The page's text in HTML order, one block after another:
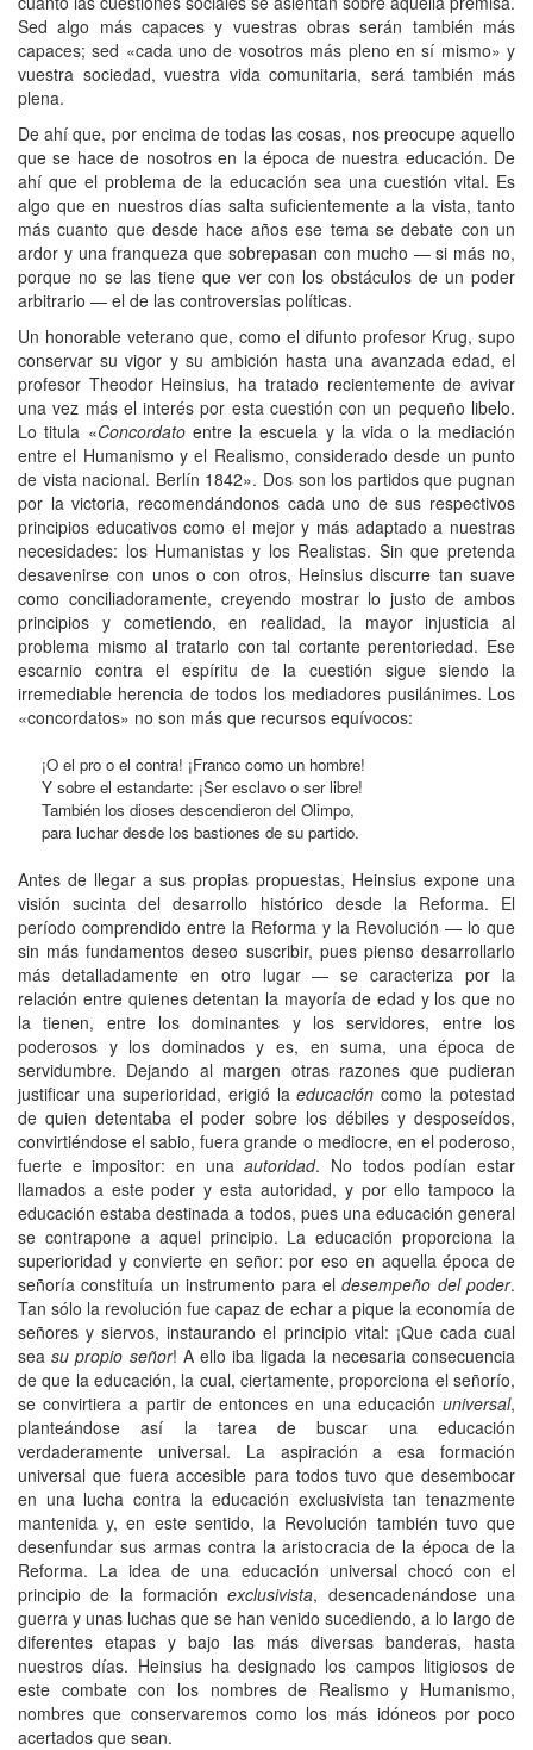
Sed algo más capaces y vuestras obras serán también más
capaces; sed «cada uno de vosotros más pleno en sí mismo» y
vuestra sociedad, vuestra vida comunitaria, será también más
plena.
De ahí que, por encima de todas las cosas, nos preocupe aquello
que se hace de nosotros en la época de nuestra educación. De
ahí que el problema de la educación sea una cuestión vital. Es
algo que en nuestros días salta suficientemente a la vista, tanto
más cuanto que desde hace años ese tema se debate con un
ardor y una franqueza que sobrepasan con mucho — si más no,
porque no se las tiene que ver con los obstáculos de un poder
arbitrario — el de las controversias políticas.
Un honorable veterano que, como el difunto profesor Krug, supo
conservar su vigor y su ambición hasta una avanzada edad, el
profesor Theodor Heinsius, ha tratado recientemente de avivar
una vez más el interés por esta cuestión con un pequeño libelo.
Lo titula «Concordatoentre la escuela y la vida o la mediación
entre el Humanismo y el Realismo, considerado desde un punto
de vista nacional. Berlín 1842». Dos son los partidos que pugnan
por la victoria, recomendándonos cada uno de sus respectivos
principios educativos como el mejor y más adaptado a nuestras
necesidades: los Humanistas y los Realistas. Sin que pretenda
desavenirse con unos o con otros, Heinsius discurre tan suave
como conciliadoramente, creyendo mostrar lo justo de ambos
principios y cometiendo, en realidad, la mayor injusticia al
problema mismo al tratarlo con tal cortante perentoriedad. Ese
escarnio contra el espíritu de la cuestión sigue siendo la
irremediable herencia de todos los mediadores pusilánimes. Los
«concordatos» no son más que recursos equívocos:
¡O el pro o el contra! ¡Franco como un hombre!
Y sobre el estandarte: ¡Ser esclavo o ser libre!
También los dioses descendieron del Olimpo,
para luchar desde los bastiones de su partido.
Antes de llegar a sus propias propuestas, Heinsius expone una
visión sucinta del desarrollo histórico desde la Reforma. El
período comprendido entre la Reforma y la Revolución — lo que
sin más fundamentos deseo suscribir, pues pienso desarrollarlo
más detalladamente en otro lugar — se caracteriza por la
relación entre quienes detentan la mayoría de edad y los que no
la tienen, entre los dominantes y los servidores, entre los
poderosos y los dominados y es, en suma, una época de
servidumbre. Dejando al margen otras razones que pudieran
justificar una superioridad, erigió laeducación como la potestad
de quien detentaba el poder sobre los débiles y desposeídos,
convirtiéndose el sabio, fuera grande o mediocre, en el poderoso,
fuerte e impositor: en unaautoridad. No todos podían estar
llamados a este poder y esta autoridad, y por ello tampoco la
educación estaba destinada a todos, pues una educación general
se contrapone a aquel principio. La educación proporciona la
superioridad y convierte en señor: por eso en aquella época de
señoría constituía un instrumento para eldesempeño del poder.
Tan sólo la revolución fue capaz de echar a pique la economía de
señores y siervos, instaurando el principio vital: ¡Que cada cual
seasu propio señor! A ello iba ligada la necesaria consecuencia
de que la educación, la cual, ciertamente, proporciona el señorío,
se convirtiera a partir de entonces en una educación universal,
planteándose así la tarea de buscar una educación
verdaderamente universal. La aspiración a esa formación
universal que fuera accesible para todos tuvo que desembocar
en una lucha contra la educación exclusivista tan tenazmente
mantenida y, en este sentido, la Revolución también tuvo que
desenfundar sus armas contra la aristocracia de la época de la
Reforma. La idea de una educación universal chocó con el
principio de la formaciónexclusivista, desencadenándose una
guerra y unas luchas que se han venido sucediendo, a lo largo de
diferentes etapas y bajo las más diversas banderas, hasta
nuestros días. Heinsius ha designado los campos litigiosos de
este combate con los nombres de Realismo y Humanismo,
nombres que conservaremos como los más idóneos por poco
acertados que sean.